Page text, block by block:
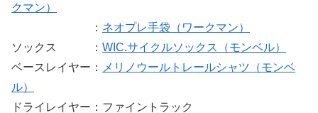
クマン）
： ネオプレ手袋（ワークマン）
ソックス ： WIC.サイクルソックス（モンベル）
ベースレイヤー：
メリノウールトレールシャツ（モンベ
ル）
ドライレイヤー：ファイントラック